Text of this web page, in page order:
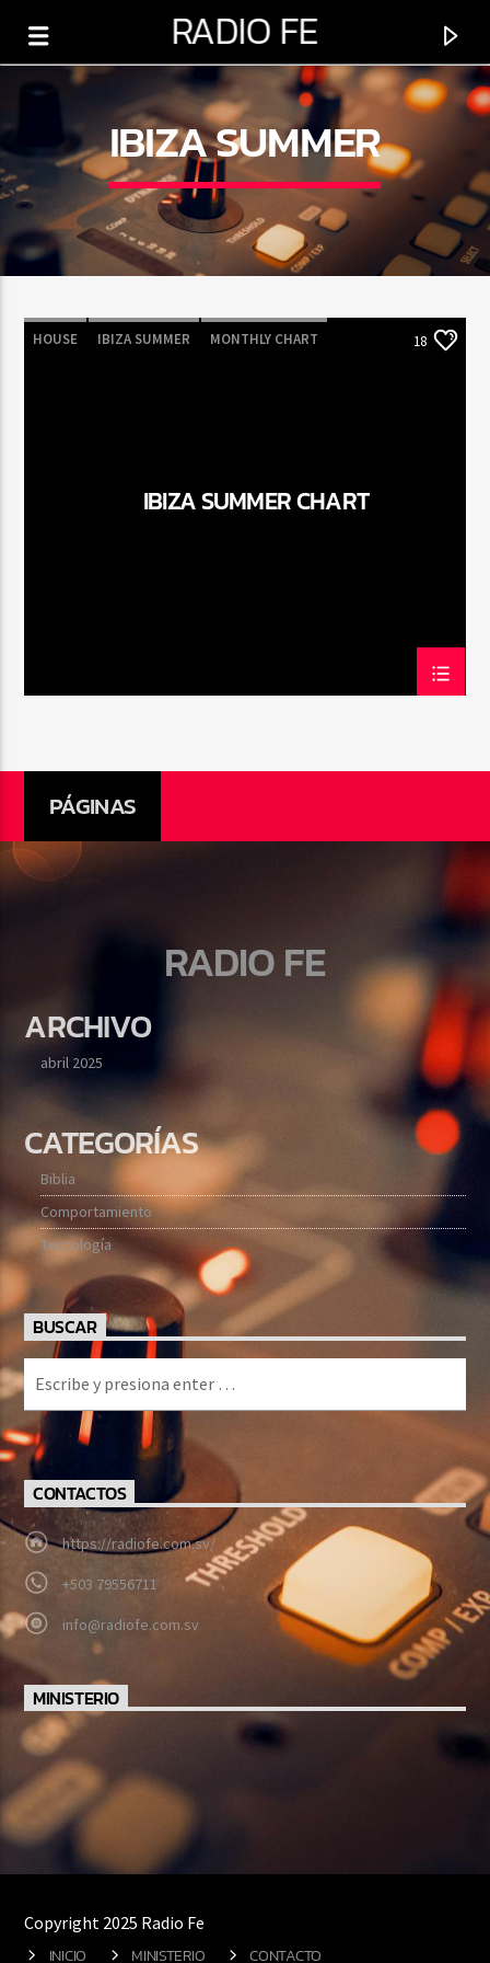
RADIO FE
0:00
IBIZA SUMMER
HOUSE IBIZA SUMMER MONTHLY CHART 18
IBIZA SUMMER CHART
PÁGINAS
RADIO FE
ARCHIVO
abril 2025
CATEGORÍAS
Biblia
Comportamiento
Tecnología
BUSCAR
CONTACTOS
https://radiofe.com.sv/
+503 79556711
info@radiofe.com.sv
MINISTERIO
Copyright 2025 Radio Fe
INICIO MINISTERIO CONTACTO